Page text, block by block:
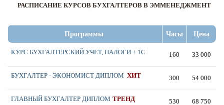
РАСПИСАНИЕ КУРСОВ БУХГАЛТЕРОВ В ЭММЕНЕДЖМЕНТ
Программы Часы Цена
КУРС БУХГАЛТЕРСКИЙ УЧЕТ, НАЛОГИ + 1С 160 33 000
БУХГАЛТЕР - ЭКОНОМИСТ ДИПЛОМ ХИТ 300 54 000
ГЛАВНЫЙ БУХГАЛТЕР ДИПЛОМ ТРЕНД 530 68 750